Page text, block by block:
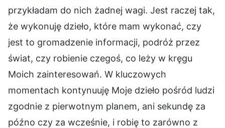
przykładam do nich żadnej wagi. Jest raczej tak,
że wykonuję dzieło, które mam wykonać, czy
jest to gromadzenie informacji, podróż przez
świat, czy robienie czegoś, co leży w kręgu
Moich zainteresowań. W kluczowych
momentach kontynuuję Moje dzieło pośród ludzi
zgodnie z pierwotnym planem, ani sekundę za
późno czy za wcześnie, i robię to zarówno z